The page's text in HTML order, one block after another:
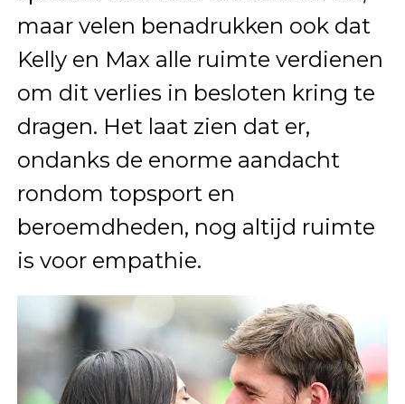
maar velen benadrukken ook dat
Kelly en Max alle ruimte verdienen
om dit verlies in besloten kring te
dragen. Het laat zien dat er,
ondanks de enorme aandacht
rondom topsport en
beroemdheden, nog altijd ruimte
is voor empathie.